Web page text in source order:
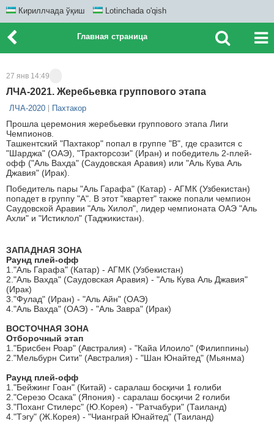
Кириллчада ўқиш Lotinchada o'qish
Главная страница
27 янв 14:49
ЛЧА-2021. Жеребьевка группового этапа
ЛЧА-2020 Пахтакор
Прошла церемония жеребьевки группового этапа Лиги
Чемпионов.
Ташкентский "Пахтакор" попал в группе "В", где сразится с
"Шарджа" (ОАЭ), "Тракторсози" (Иран) и победитель 2-плей-
офф ("Аль Вахда" (Саудовская Аравия) или "Аль Кува Аль
Джавия" (Ирак).
Победитель пары "Аль Гарафа" (Катар) - АГМК (Узбекистан)
попадет в группу "А". В этот "квартет" также попали чемпион
Саудовской Аравии "Аль Хилол", лидер чемпионата ОАЭ "Аль
Ахли" и "Истиклол" (Таджикистан).
ЗАПАДНАЯ ЗОНА
Раунд плей-офф
1."Аль Гарафа" (Катар) - АГМК (Узбекистан)
2."Аль Вахда" (Саудовская Аравия) - "Аль Кува Аль Джавия"
(Ирак)
3."Фулад" (Иран) - "Аль Айн" (ОАЭ)
4."Аль Вахда" (ОАЭ) - "Аль Завра" (Ирак)
ВОСТОЧНАЯ ЗОНА
Отборочный этап
1."Брисбен Роар" (Австралия) - "Кайа Илоило" (Филиппины)
2."Мельбурн Сити" (Австралия) - "Шан Юнайтед" (Мьянма)
Раунд плей-офф
1."Бейжинг Гоан" (Китай) - саралаш босқичи 1 ғолиби
2."Серезо Осака" (Япония) - саралаш босқичи 2 ғолиби
3."Поханг Стилерс" (Ю.Корея) - "Ратчабури" (Таиланд)
4."Тэгу" (Ж.Корея) - "Чианграй Юнайтед" (Таиланд)